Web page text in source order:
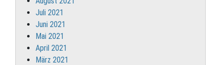
Juli 2021
Juni 2021
Mai 2021
April 2021
März 2021